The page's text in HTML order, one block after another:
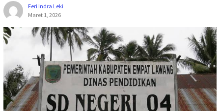
Feri Indra Leki
Maret 1, 2026